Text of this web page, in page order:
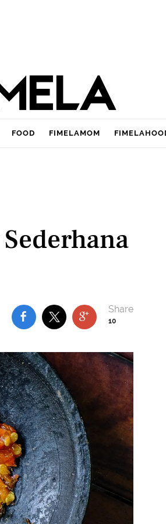
FOOD FIMELAMOM
10